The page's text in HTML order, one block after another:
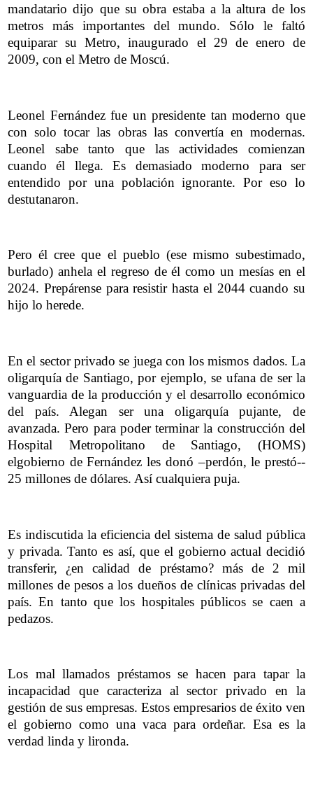
mandatario dijo que su obra estaba a la altura de los
metros más importantes del mundo. Sólo le faltó
equiparar su Metro, inaugurado el 29 de enero de
2009, con el Metro de Moscú.
Leonel Fernández fue un presidente tan moderno que
con solo tocar las obras las convertía en modernas.
Leonel sabe tanto que las actividades comienzan
cuando él llega. Es demasiado moderno para ser
entendido por una población ignorante. Por eso lo
destutanaron.
Pero él cree que el pueblo (ese mismo subestimado,
burlado) anhela el regreso de él como un mesías en el
2024. Prepárense para resistir hasta el 2044 cuando su
hijo lo herede.
En el sector privado se juega con los mismos dados. La
oligarquía de Santiago, por ejemplo, se ufana de ser la
vanguardia de la producción y el desarrollo económico
del país. Alegan ser una oligarquía pujante, de
avanzada. Pero para poder terminar la construcción del
Hospital Metropolitano de Santiago, (HOMS)
elgobierno de Fernández les donó –perdón, le prestó--
25 millones de dólares. Así cualquiera puja.
Es indiscutida la eficiencia del sistema de salud pública
y privada. Tanto es así, que el gobierno actual decidió
transferir, ¿en calidad de préstamo? más de 2 mil
millones de pesos a los dueños de clínicas privadas del
país. En tanto que los hospitales públicos se caen a
pedazos.
Los mal llamados préstamos se hacen para tapar la
incapacidad que caracteriza al sector privado en la
gestión de sus empresas. Estos empresarios de éxito ven
el gobierno como una vaca para ordeñar. Esa es la
verdad linda y lironda.